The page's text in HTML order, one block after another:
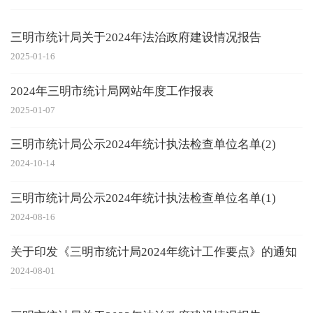
三明市统计局关于2024年法治政府建设情况报告
2025-01-16
2024年三明市统计局网站年度工作报表
2025-01-07
三明市统计局公示2024年统计执法检查单位名单(2)
2024-10-14
三明市统计局公示2024年统计执法检查单位名单(1)
2024-08-16
关于印发《三明市统计局2024年统计工作要点》的通知
2024-08-01